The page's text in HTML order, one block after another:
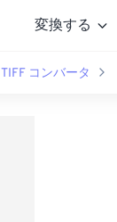
変換する
TIFF コンバータ